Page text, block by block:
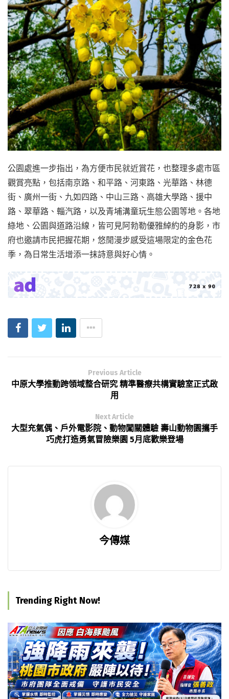
公園處進一步指出，為方便市民就近賞花，也整理多處市區
觀賞亮點，包括南京路、和平路、河東路、光華路、林德
街、廣州一街、九如四路、中山三路、高雄大學路、援中
路、翠華路、輜汽路，以及青埔溝童玩生態公園等地。各地
綠地、公園與道路沿線，皆可見阿勃勒優雅綽約的身影，市
府也邀請市民把握花期，悠閒漫步感受這場限定的金色花
季，為日常生活增添一抹詩意與好心情。
Previous Article
中原大學推動跨領域整合研究 精準醫療共構實驗室正式啟
用
Next Article
大型充氣偶、戶外電影院、動物闖關體驗 壽山動物園攜手
巧虎打造勇氣冒險樂園 5月底歡樂登場
今傳媒
Trending Right Now!